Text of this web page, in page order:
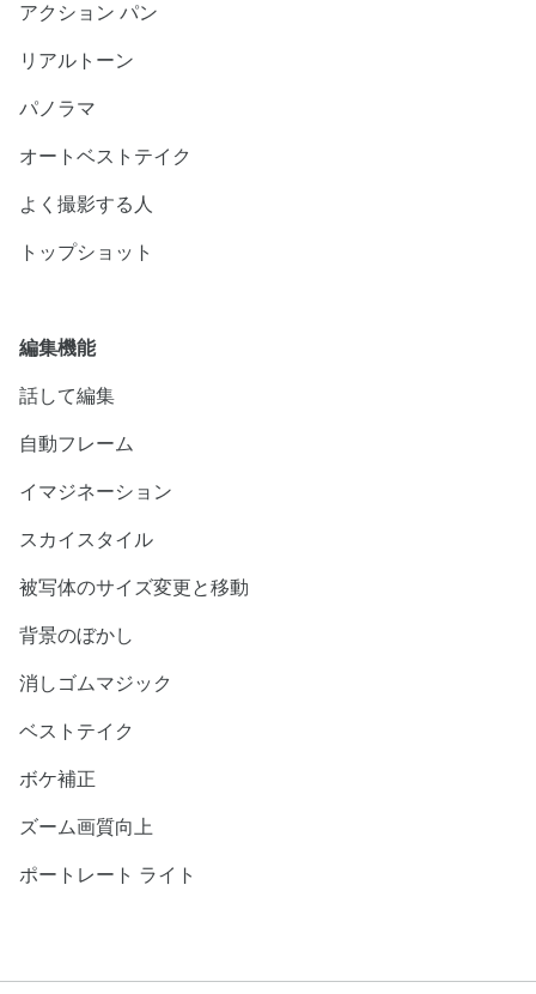
アクション パン
リアルトーン
パノラマ
オートベストテイク
よく撮影する人
トップショット
編集機能
話して編集
自動フレーム
イマジネーション
スカイスタイル
被写体のサイズ変更と移動
背景のぼかし
消しゴムマジック
ベストテイク
ボケ補正
ズーム画質向上
ポートレート ライト